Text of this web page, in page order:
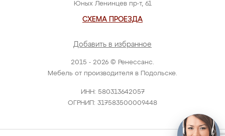
2015 - 2026 © Ренессанс.
Мебель от производителя в Подольске.
ИНН: 580313642057
ОГРНИП: 317583500009448
Юных Ленинцев пр-т, 61
СХЕМА ПРОЕЗДА
Добавить в избранное